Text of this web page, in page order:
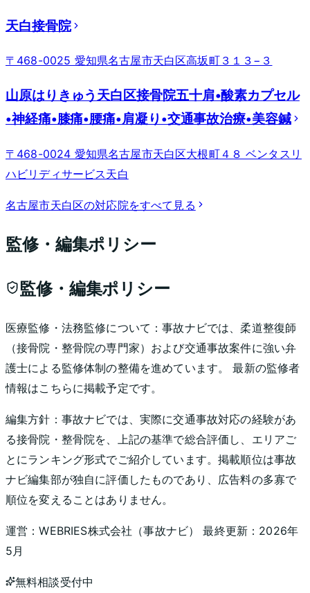
天白接骨院
〒468-0025 愛知県名古屋市天白区高坂町３１３−３
山原はりきゅう天白区接骨院五十肩•酸素カプセル
•神経痛•膝痛•腰痛•肩凝り•交通事故治療•美容鍼
〒468-0024 愛知県名古屋市天白区大根町４８ ベンタスリ
ハビリディサービス天白
名古屋市天白区の対応院をすべて見る
監修・編集ポリシー
監修・編集ポリシー
医療監修・法務監修について：事故ナビでは、柔道整復師
（接骨院・整骨院の専門家）および交通事故案件に強い弁
護士による監修体制の整備を進めています。 最新の監修者
情報はこちらに掲載予定です。
編集方針： 事故ナビでは、実際に交通事故対応の経験があ
る接骨院・整骨院を、上記の基準で総合評価し、エリアご
とにランキング形式でご紹介しています。掲載順位は事故
ナビ編集部が独自に評価したものであり、広告料の多寡で
順位を変えることはありません。
運営：WEBRIES株式会社 （事故ナビ） 最終更新： 2026年
5月
無料相談受付中